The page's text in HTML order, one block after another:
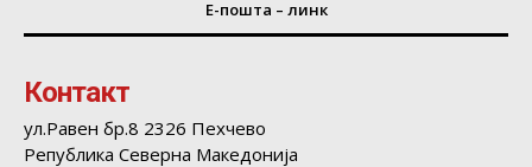
Е-пошта – линк
Контакт
ул.Равен бр.8 2326 Пехчево
Република Северна Македонија